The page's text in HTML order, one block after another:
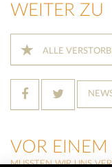
WEITER ZU
ALLE
VOR EINEM
MUSSTEN WIR UNS